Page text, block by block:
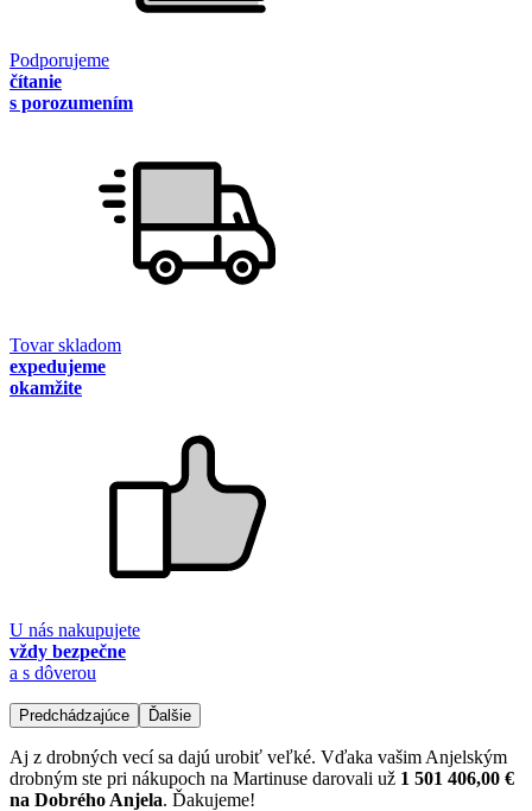
Podporujeme
čítanie
s porozumením
Tovar skladom
expedujeme
okamžite
U nás nakupujete
vždy bezpečne
a s dôverou
Predchádzajúce Ďalšie
Aj z drobných vecí sa dajú urobiť veľké. Vďaka vašim Anjelským
drobným ste pri nákupoch na Martinuse darovali už 1 501 406,00 €
na Dobrého Anjela. Ďakujeme!